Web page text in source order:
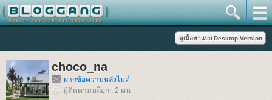
choco_na
ฝากข้อความหลังไมค์
ผู้ติดตามบล็อก : 2 คน